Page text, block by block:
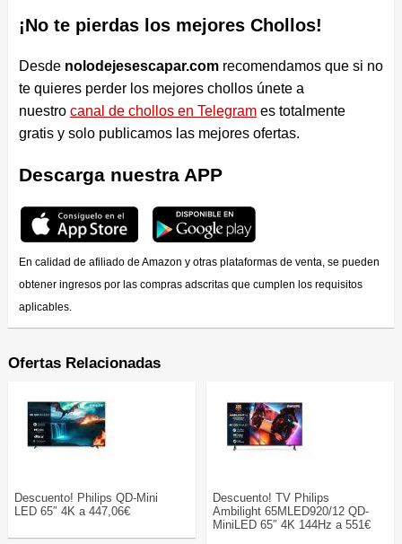
¡No te pierdas los mejores Chollos!
Desde nolodejesescapar.comrecomendamos que si no
te quieres perder los mejores chollos únete a
nuestro canal de chollos en Telegrames totalmente
gratis y solo publicamos las mejores ofertas.
Descarga nuestra APP
En calidad de afiliado de Amazon y otras plataformas de venta, se pueden
obtener ingresos por las compras adscritas que cumplen los requisitos
aplicables.
Ofertas Relacionadas
Descuento! Philips QD-Mini
LED 65″ 4K a 447,06€
Descuento! TV Philips
Ambilight 65MLED920/12 QD-
MiniLED 65″ 4K 144Hz a 551€